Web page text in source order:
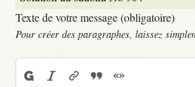
Texte de votre message (obligatoire)
Pour créer des paragraphes, laissez